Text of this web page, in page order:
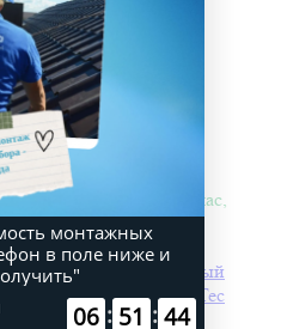
Покупайте - сейчас,
невымываемый
Производитель PlasmaTec
монтажных
в поле ниже и
06 : 51 : 44